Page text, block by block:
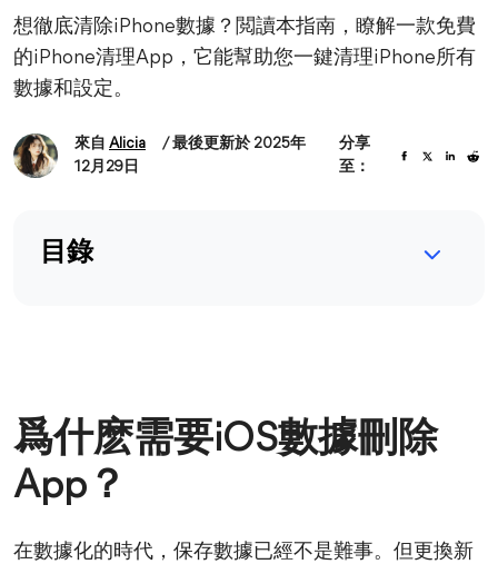
想徹底清除iPhone數據？閲讀本指南，瞭解一款免費
的iPhone清理App，它能幫助您一鍵清理iPhone所有
數據和設定。
來自 Alicia
/ 最後更新於 2025年
12月29日
分享
至：
目錄
爲什麽需要iOS數據刪除
App？
在數據化的時代，保存數據已經不是難事。但更換新